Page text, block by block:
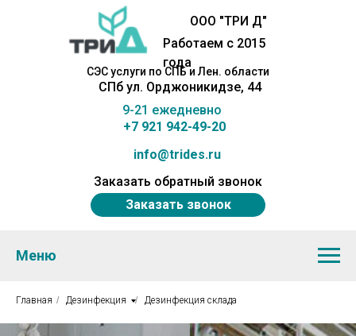
Заказать обратный звонок
+7 921 942-49-20
Работаем с 2015
года
СЭС услуги по СПБ и Лен. области
9-21 ежедневно
Заказать звонок
ООО "ТРИ Д"
СПб ул. Орджоникидзе, 44
info@trides.ru
Меню
Главная / Дезинфекция / Дезинфекция склада